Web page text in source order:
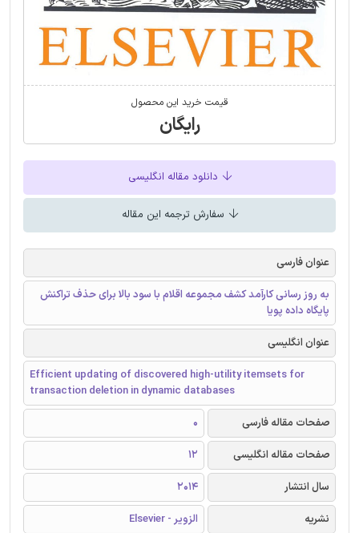
قیمت خرید این محصول
رایگان
دانلود مقاله انگلیسی
سفارش ترجمه این مقاله
عنوان فارسی
به روز رسانی کارآمد کشف مجموعه اقلام با سود بالا برای حذف تراکنش
پایگاه داده پویا
عنوان انگلیسی
Efficient updating of discovered high-utility itemsets for
transaction deletion in dynamic databases
صفحات مقاله فارسی
0
صفحات مقاله انگلیسی
12
سال انتشار
2014
نشریه
الزویر - Elsevier